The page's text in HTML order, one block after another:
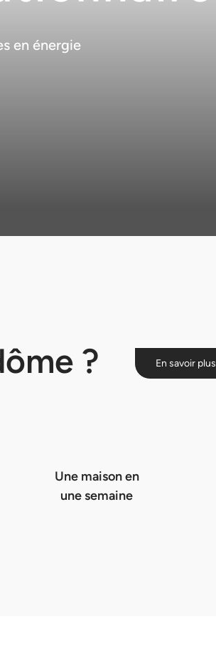
en énergie
? En savoir plus
Une maison en
une semaine